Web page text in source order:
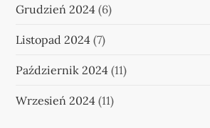
Grudzień 2024 (6)
Listopad 2024 (7)
Październik 2024 (11)
Wrzesień 2024 (11)